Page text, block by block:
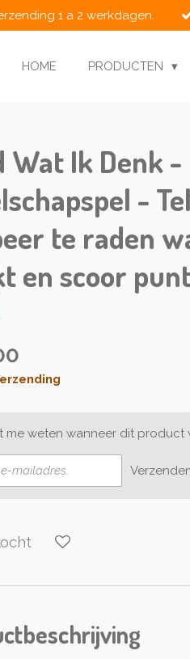
1 a 2 werkdagen.
HOME PRODUCTEN
Wat Ik Denk -
-
te raden
en scoor
me weten wanneer dit product